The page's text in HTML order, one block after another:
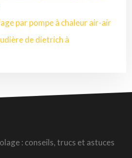
par pompe à chaleur air-air
de dietrich à
: conseils, trucs et astuces